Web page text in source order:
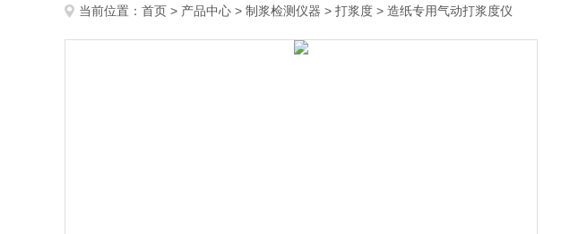
当前位置： 首页 > 产品中心 > 制浆检测仪器 > 打浆度 > 造纸专用气动打浆度仪